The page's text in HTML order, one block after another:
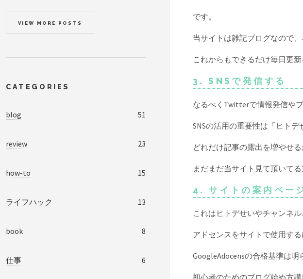
です。
当サイトは雑記ブログなので
これからもできるだけ毎日更新
3. SNSで発信する
なるべくTwitterで情報発信や
SNSの活用の重要性は「ヒト
どれだけ記事の露出を増やせ
まだまだ当サイト見て頂いて
4. サイトの案内ペー
これはヒトデせいやチャンネ
アドセンスをサイトで使用す
GoogleAdocensの合格基準は
VIEW MORE POSTS
CATEGORIES
blog 51
review 23
how-to 15
ライフハック 13
book 8
仕事 6